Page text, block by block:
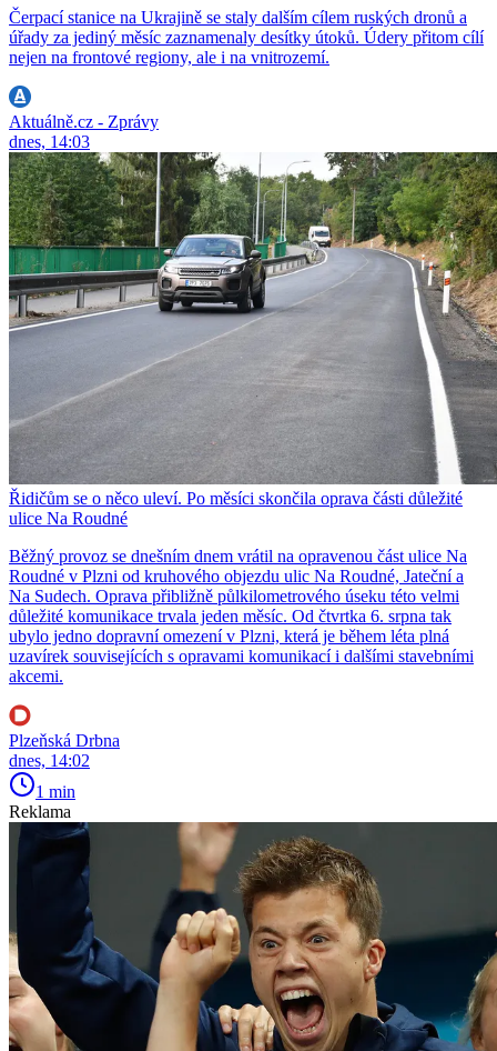
Čerpací stanice na Ukrajině se staly dalším cílem ruských dronů a
úřady za jediný měsíc zaznamenaly desítky útoků. Údery přitom cílí
nejen na frontové regiony, ale i na vnitrozemí.
Aktuálně.cz - Zprávy
dnes, 14:03
Řidičům se o něco uleví. Po měsíci skončila oprava části důležité
ulice Na Roudné
Běžný provoz se dnešním dnem vrátil na opravenou část ulice Na
Roudné v Plzni od kruhového objezdu ulic Na Roudné, Jateční a
Na Sudech. Oprava přibližně půlkilometrového úseku této velmi
důležité komunikace trvala jeden měsíc. Od čtvrtka 6. srpna tak
ubylo jedno dopravní omezení v Plzni, která je během léta plná
uzavírek souvisejících s opravami komunikací i dalšími stavebními
akcemi.
Plzeňská Drbna
dnes, 14:02
1 min
Reklama